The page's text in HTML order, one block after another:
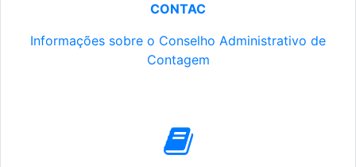
CONTAC
Informações sobre o Conselho Administrativo de
Contagem